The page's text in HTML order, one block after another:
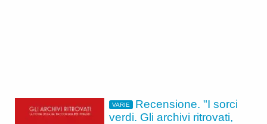
VARIE
Recensione. "I sorci
verdi. Gli archivi ritrovati,